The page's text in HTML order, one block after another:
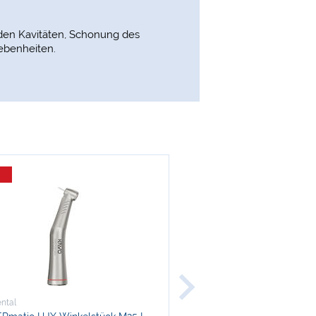
Kavitäten, Schonung des